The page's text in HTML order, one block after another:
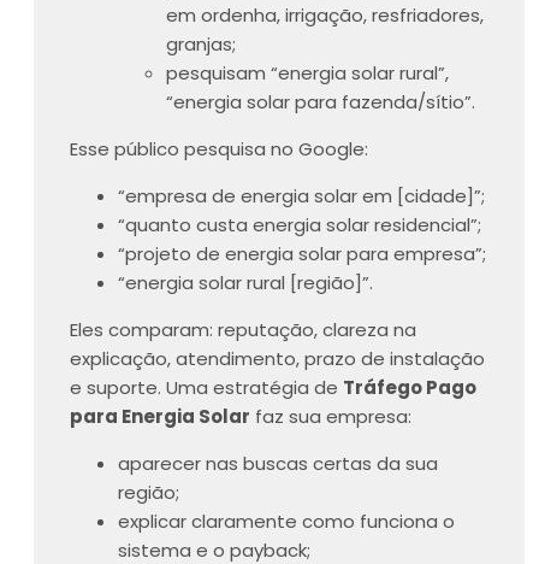
em ordenha, irrigação, resfriadores,
granjas;
pesquisam “energia solar rural”,
“energia solar para fazenda/sítio”.
Esse público pesquisa no Google:
“empresa de energia solar em [cidade]”;
“quanto custa energia solar residencial”;
“projeto de energia solar para empresa”;
“energia solar rural [região]”.
Eles comparam: reputação, clareza na
explicação, atendimento, prazo de instalação
e suporte. Uma estratégia de Tráfego Pago
para Energia Solar faz sua empresa:
aparecer nas buscas certas da sua
região;
explicar claramente como funciona o
sistema e o payback;